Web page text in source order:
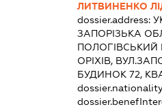
ЛИТВИНЕНКО
dossier.address:
ЗАПОРІЗЬКА
ПОЛОГІВСЬКИЙ
ОРІХІВ,
БУДИНОК 72,